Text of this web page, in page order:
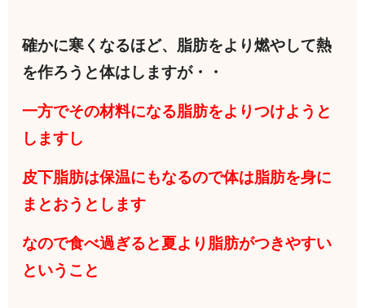
確かに寒くなるほど、脂肪をより燃やして熱
を作ろうと体はしますが・・
一方でその材料になる脂肪をよりつけようと
しますし
皮下脂肪は保温にもなるので体は脂肪を身に
まとおうとします
なので食べ過ぎると夏より脂肪がつきやすい
ということ